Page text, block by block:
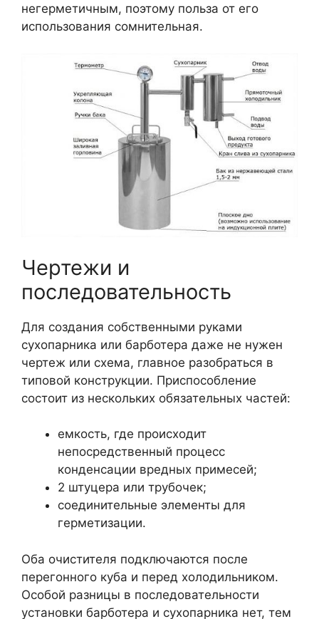
негерметичным, поэтому польза от его
использования сомнительная.
Чертежи и
последовательность
Для создания собственными руками
сухопарника или барботера даже не нужен
чертеж или схема, главное разобраться в
типовой конструкции. Приспособление
состоит из нескольких обязательных частей:
емкость, где происходит
непосредственный процесс
конденсации вредных примесей;
2 штуцера или трубочек;
соединительные элементы для
герметизации.
Оба очистителя подключаются после
перегонного куба и перед холодильником.
Особой разницы в последовательности
установки барботера и сухопарника нет, тем